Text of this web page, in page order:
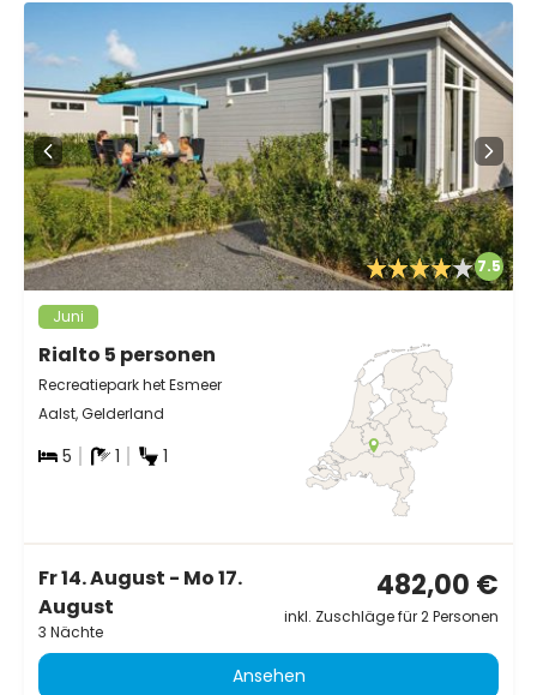
7.5
Juni
Rialto 5 personen
Recreatiepark het Esmeer
Aalst, Gelderland
5 1 1
Fr 14. August - Mo 17.
August
3 Nächte
482,00 €
inkl. Zuschläge für 2 Personen
Ansehen